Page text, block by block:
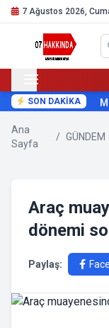
7 Ağustos 2026,
SON DAKİKA
Ana
Sayfa
/ GÜNDEM
Araç
dönemi
Paylaş: